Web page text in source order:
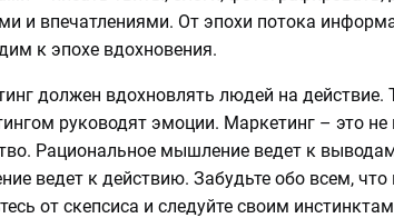
и впечатлениями. От эпохи потока
к эпохе вдохновения.
должен вдохновлять людей на действие.
руководят эмоции. Маркетинг – это не
Рациональное мышление ведет к
ведет к действию. Забудьте обо всем, что
от скепсиса и следуйте своим